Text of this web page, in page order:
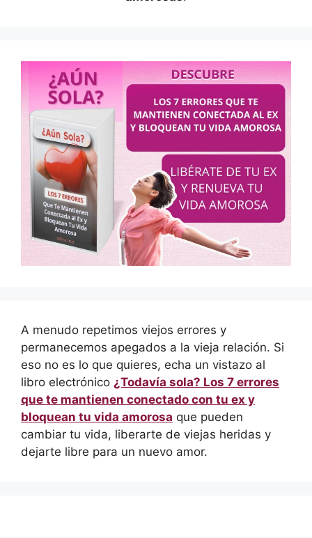
A menudo repetimos viejos errores y
permanecemos apegados a la vieja relación. Si
eso no es lo que quieres, echa un vistazo al
libro electrónico ¿Todavía sola? Los 7 errores
que te mantienen conectado con tu ex y
bloquean tu vida amorosa que pueden
cambiar tu vida, liberarte de viejas heridas y
dejarte libre para un nuevo amor.